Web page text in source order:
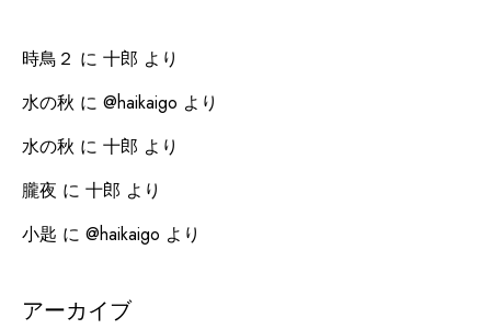
時鳥２ に 十郎 より
水の秋 に @haikaigo より
水の秋 に 十郎 より
朧夜 に 十郎 より
小匙 に @haikaigo より
アーカイブ